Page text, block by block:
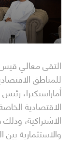
التقى معالي
للمناطق
أماراسيكيرا،
الاقتصادية
الاشتراكية،
والاستثمارية بين